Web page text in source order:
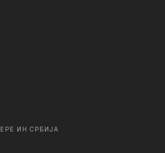
ИН СРБИЈА